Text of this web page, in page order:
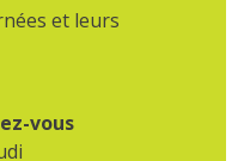
et leurs
vous